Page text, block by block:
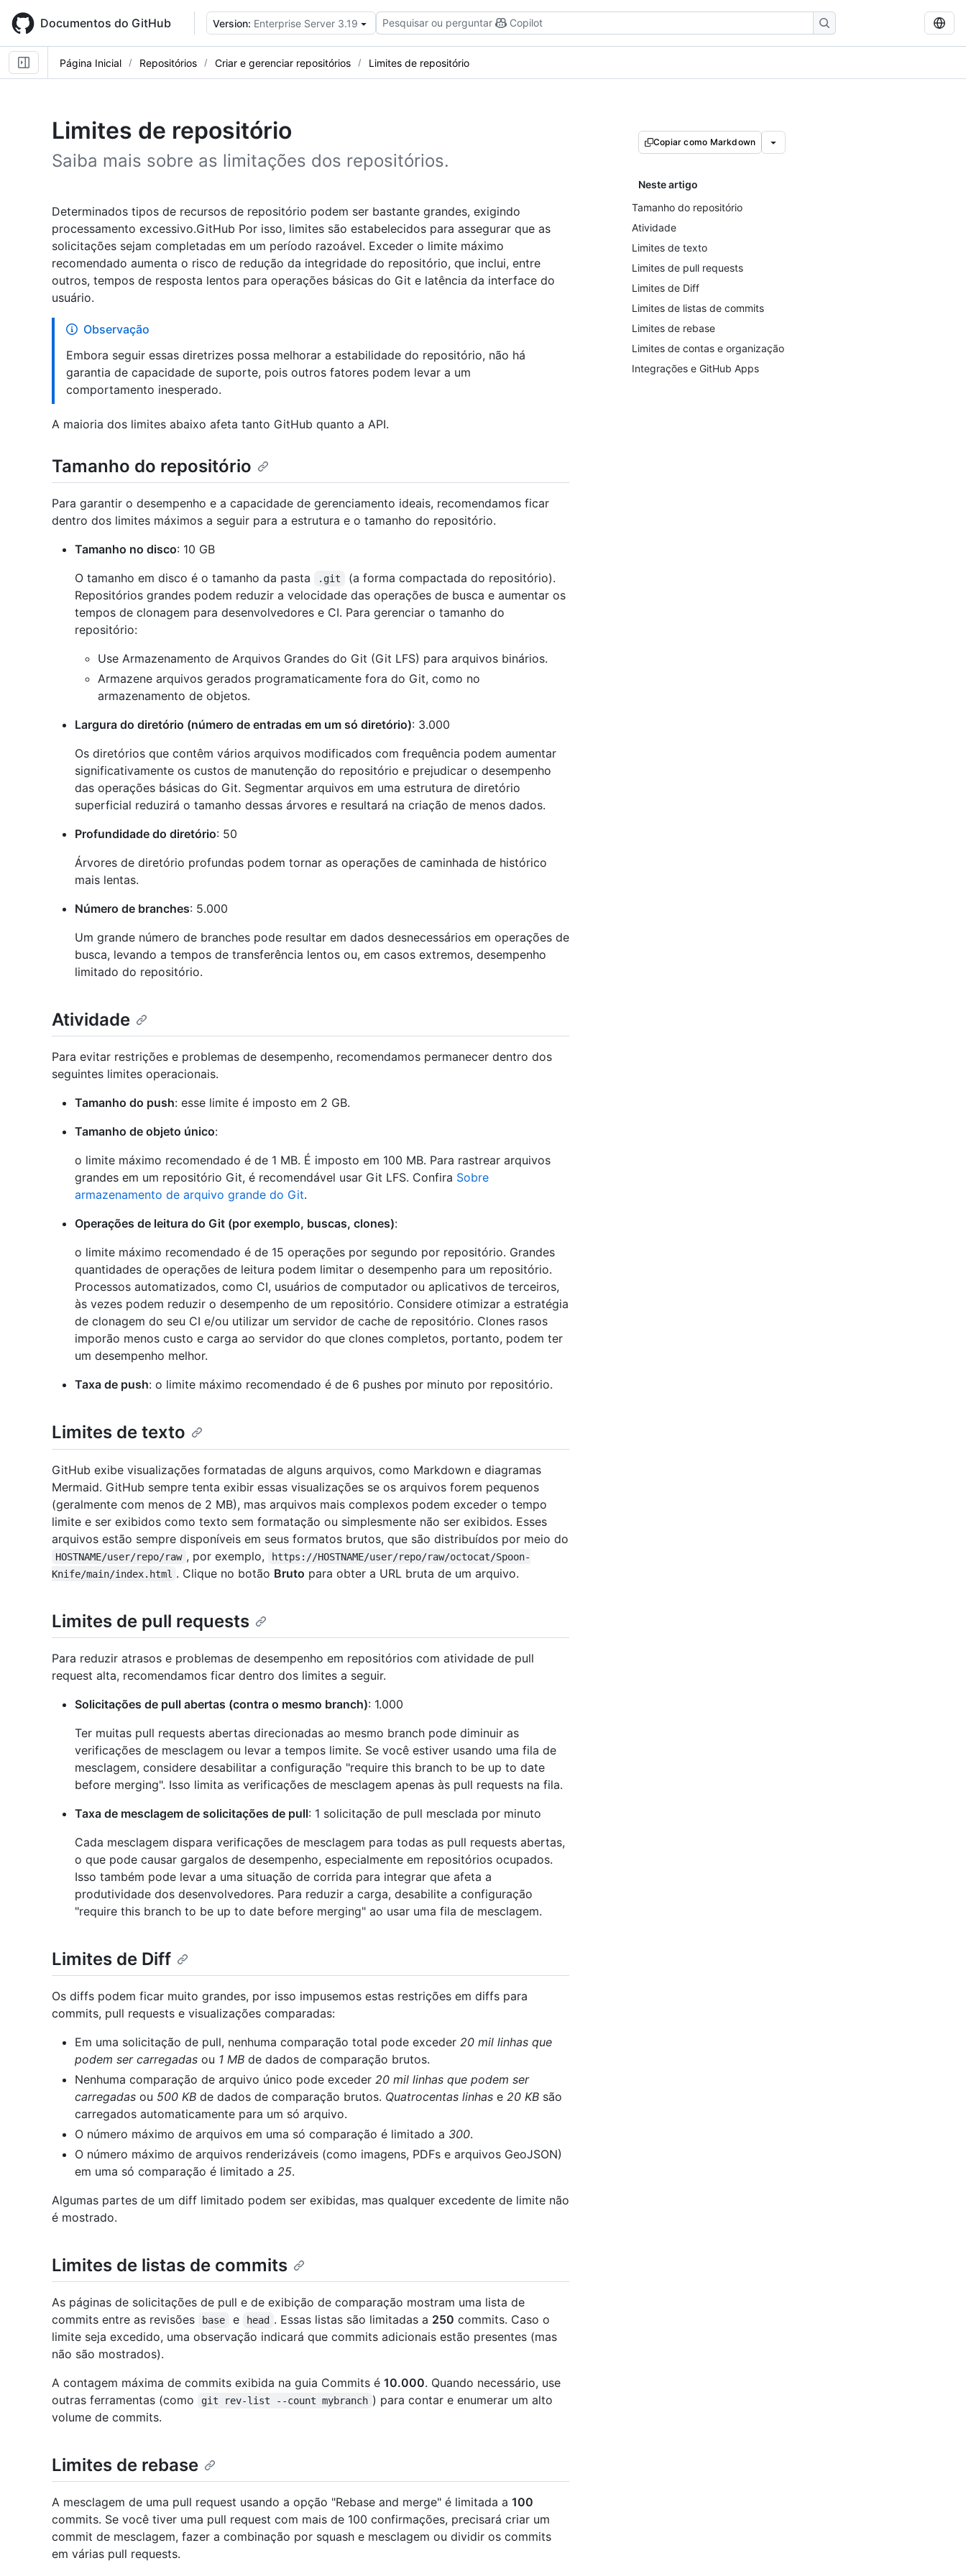
main
content
Documentos do GitHub Version: Enterprise Server 3.19 Pesquisar ou perguntar Copilot
Página Inicial Repositórios Criar e gerenciar repositórios Limites de repositório
Limites de repositório
Saiba mais sobre as limitações dos repositórios.
Copiar como Markdown
Neste artigo
Tamanho do repositório
Atividade
Limites de texto
Limites de pull requests
Limites de Diff
Limites de listas de commits
Limites de rebase
Limites de contas e organização
Integrações e GitHub Apps
Determinados tipos de recursos de repositório podem ser bastante grandes, exigindo
processamento excessivo.GitHub Por isso, limites são estabelecidos para assegurar que as
solicitações sejam completadas em um período razoável. Exceder o limite máximo
recomendado aumenta o risco de redução da integridade do repositório, que inclui, entre
outros, tempos de resposta lentos para operações básicas do Git e latência da interface do
usuário.
Observação
Embora seguir essas diretrizes possa melhorar a estabilidade do repositório, não há
garantia de capacidade de suporte, pois outros fatores podem levar a um
comportamento inesperado.
A maioria dos limites abaixo afeta tanto GitHub quanto a API.
Tamanho do repositório
Para garantir o desempenho e a capacidade de gerenciamento ideais, recomendamos ficar
dentro dos limites máximos a seguir para a estrutura e o tamanho do repositório.
Tamanho no disco: 10 GB
O tamanho em disco é o tamanho da pasta
.git
(a forma compactada do repositório).
Repositórios grandes podem reduzir a velocidade das operações de busca e aumentar os
tempos de clonagem para desenvolvedores e CI. Para gerenciar o tamanho do
repositório:
Use Armazenamento de Arquivos Grandes do Git (Git LFS) para arquivos binários.
Armazene arquivos gerados programaticamente fora do Git, como no
armazenamento de objetos.
Largura do diretório (número de entradas em um só diretório): 3.000
Os diretórios que contêm vários arquivos modificados com frequência podem aumentar
significativamente os custos de manutenção do repositório e prejudicar o desempenho
das operações básicas do Git. Segmentar arquivos em uma estrutura de diretório
superficial reduzirá o tamanho dessas árvores e resultará na criação de menos dados.
Profundidade do diretório: 50
Árvores de diretório profundas podem tornar as operações de caminhada de histórico
mais lentas.
Número de branches: 5.000
Um grande número de branches pode resultar em dados desnecessários em operações de
busca, levando a tempos de transferência lentos ou, em casos extremos, desempenho
limitado do repositório.
Atividade
Para evitar restrições e problemas de desempenho, recomendamos permanecer dentro dos
seguintes limites operacionais.
Tamanho do push: esse limite é imposto em 2 GB.
Tamanho de objeto único:
o limite máximo recomendado é de 1 MB. É imposto em 100 MB. Para rastrear arquivos
grandes em um repositório Git, é recomendável usar Git LFS. Confira Sobre
armazenamento de arquivo grande do Git.
Operações de leitura do Git (por exemplo, buscas, clones):
o limite máximo recomendado é de 15 operações por segundo por repositório. Grandes
quantidades de operações de leitura podem limitar o desempenho para um repositório.
Processos automatizados, como CI, usuários de computador ou aplicativos de terceiros,
às vezes podem reduzir o desempenho de um repositório. Considere otimizar a estratégia
de clonagem do seu CI e/ou utilizar um servidor de cache de repositório. Clones rasos
imporão menos custo e carga ao servidor do que clones completos, portanto, podem ter
um desempenho melhor.
Taxa de push: o limite máximo recomendado é de 6 pushes por minuto por repositório.
Limites de texto
GitHub exibe visualizações formatadas de alguns arquivos, como Markdown e diagramas
Mermaid. GitHub sempre tenta exibir essas visualizações se os arquivos forem pequenos
(geralmente com menos de 2 MB), mas arquivos mais complexos podem exceder o tempo
limite e ser exibidos como texto sem formatação ou simplesmente não ser exibidos. Esses
arquivos estão sempre disponíveis em seus formatos brutos, que são distribuídos por meio do
HOSTNAME/user/repo/raw , por exemplo,
https://HOSTNAME/user/repo/raw/octocat/Spoon-
Knife/main/index.html . Clique no botão Bruto para obter a URL bruta de um arquivo.
Limites de pull requests
Para reduzir atrasos e problemas de desempenho em repositórios com atividade de pull
request alta, recomendamos ficar dentro dos limites a seguir.
Solicitações de pull abertas (contra o mesmo branch): 1.000
Ter muitas pull requests abertas direcionadas ao mesmo branch pode diminuir as
verificações de mesclagem ou levar a tempos limite. Se você estiver usando uma fila de
mesclagem, considere desabilitar a configuração "require this branch to be up to date
before merging". Isso limita as verificações de mesclagem apenas às pull requests na fila.
Taxa de mesclagem de solicitações de pull: 1 solicitação de pull mesclada por minuto
Cada mesclagem dispara verificações de mesclagem para todas as pull requests abertas,
o que pode causar gargalos de desempenho, especialmente em repositórios ocupados.
Isso também pode levar a uma situação de corrida para integrar que afeta a
produtividade dos desenvolvedores. Para reduzir a carga, desabilite a configuração
"require this branch to be up to date before merging" ao usar uma fila de mesclagem.
Limites de Diff
Os diffs podem ficar muito grandes, por isso impusemos estas restrições em diffs para
commits, pull requests e visualizações comparadas:
Em uma solicitação de pull, nenhuma comparação total pode exceder 20 mil linhas que
podem ser carregadas ou 1 MB de dados de comparação brutos.
Nenhuma comparação de arquivo único pode exceder 20 mil linhas que podem ser
carregadas ou 500 KB de dados de comparação brutos. Quatrocentas linhas e 20 KB são
carregados automaticamente para um só arquivo.
O número máximo de arquivos em uma só comparação é limitado a 300.
O número máximo de arquivos renderizáveis (como imagens, PDFs e arquivos GeoJSON)
em uma só comparação é limitado a 25.
Algumas partes de um diff limitado podem ser exibidas, mas qualquer excedente de limite não
é mostrado.
Limites de listas de commits
As páginas de solicitações de pull e de exibição de comparação mostram uma lista de
commits entre as revisões
base e head . Essas listas são limitadas a 250 commits. Caso o
limite seja excedido, uma observação indicará que commits adicionais estão presentes (mas
não são mostrados).
A contagem máxima de commits exibida na guia Commits é 10.000. Quando necessário, use
outras ferramentas (como
git rev-list --count mybranch ) para contar e enumerar um alto
volume de commits.
Limites de rebase
A mesclagem de uma pull request usando a opção "Rebase and merge" é limitada a 100
commits. Se você tiver uma pull request com mais de 100 confirmações, precisará criar um
commit de mesclagem, fazer a combinação por squash e mesclagem ou dividir os commits
em várias pull requests.